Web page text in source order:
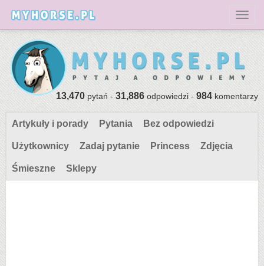
13,470pytań -31,886odpowiedzi -984komentarzy
Artykuły i porady Pytania Bez odpowiedzi
Użytkownicy Zadaj pytanie Princess Zdjęcia
Śmieszne Sklepy